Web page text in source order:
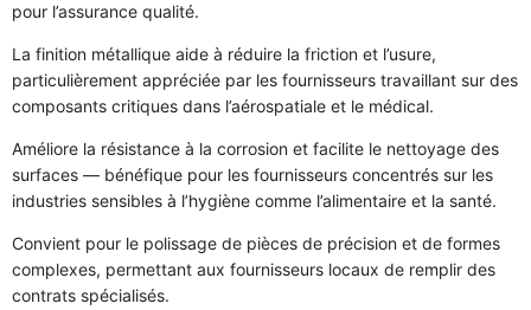
pour l’assurance qualité.
La finition métallique aide à réduire la friction et l’usure,
particulièrement appréciée par les fournisseurs travaillant sur des
composants critiques dans l’aérospatiale et le médical.
Améliore la résistance à la corrosion et facilite le nettoyage des
surfaces — bénéfique pour les fournisseurs concentrés sur les
industries sensibles à l’hygiène comme l’alimentaire et la santé.
Convient pour le polissage de pièces de précision et de formes
complexes, permettant aux fournisseurs locaux de remplir des
contrats spécialisés.